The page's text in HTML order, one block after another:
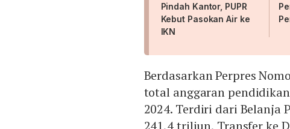
Pindah Kantor, PUPR
Kebut Pasokan Air ke
IKN
Berdasarkan Perpres
total anggaran
2024. Terdiri dari Belanja